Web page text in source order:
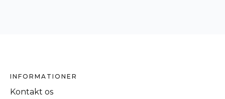
INFORMATIONER
Kontakt os